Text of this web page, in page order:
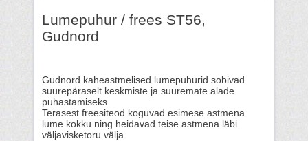
Lumepuhur / frees ST56,
Gudnord
Gudnord kaheastmelised lumepuhurid sobivad
suurepäraselt keskmiste ja suuremate alade
puhastamiseks.
Terasest freesiteod koguvad esimese astmena
lume kokku ning heidavad teise astmena läbi
väljavisketoru välja.